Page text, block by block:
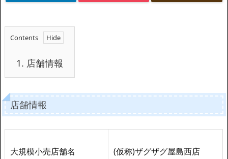
Contents
1. 店舗情報
店舗情報
大規模小売店舗名 (仮称)ザグザグ屋島西店